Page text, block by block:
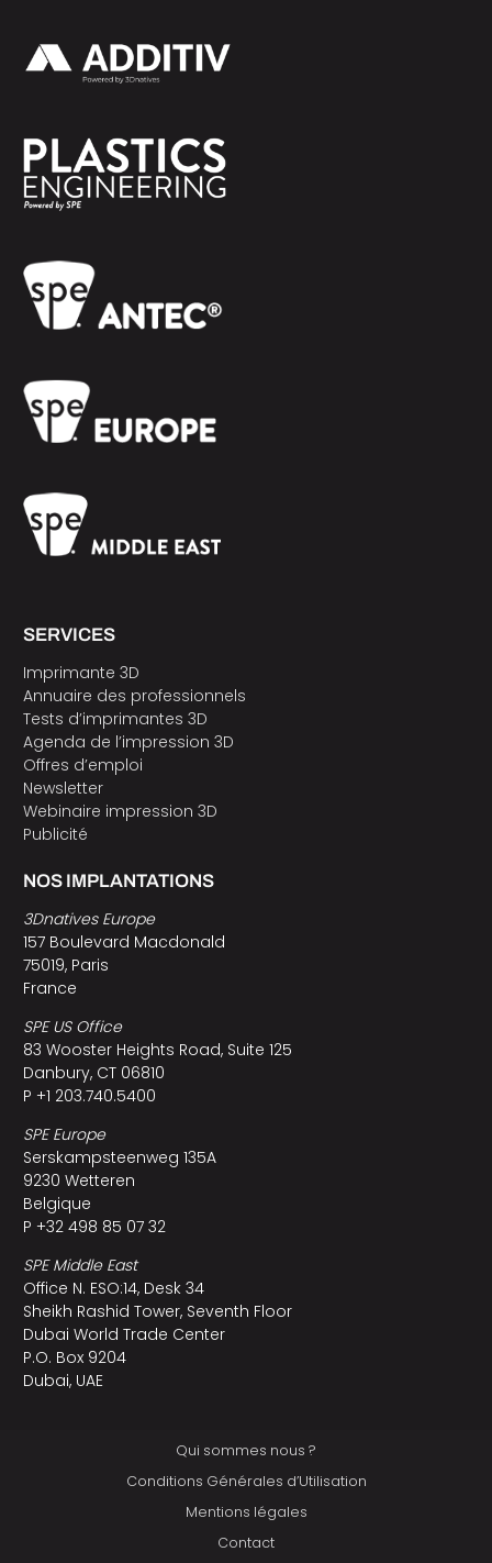
SERVICES
Imprimante 3D
Annuaire des professionnels
Tests d’imprimantes 3D
Agenda de l’impression 3D
Offres d’emploi
Newsletter
Webinaire impression 3D
Publicité
NOS IMPLANTATIONS
3Dnatives Europe
157 Boulevard Macdonald
75019, Paris
France
SPE US Office
83 Wooster Heights Road, Suite 125
Danbury, CT 06810
P +1 203.740.5400
SPE Europe
Serskampsteenweg 135A
9230 Wetteren
Belgique
P +32 498 85 07 32
SPE Middle East
Office N. ESO:14, Desk 34
Sheikh Rashid Tower, Seventh Floor
Dubai World Trade Center
P.O. Box 9204
Dubai, UAE
Qui sommes nous ?
Conditions Générales d’Utilisation
Mentions légales
Contact